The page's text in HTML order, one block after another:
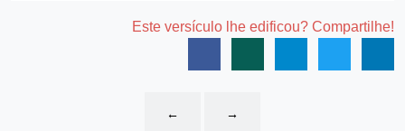
Este versículo lhe edificou? Compartilhe!
← →